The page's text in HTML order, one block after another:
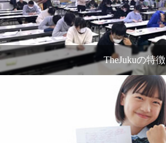
TheJukuの特徴